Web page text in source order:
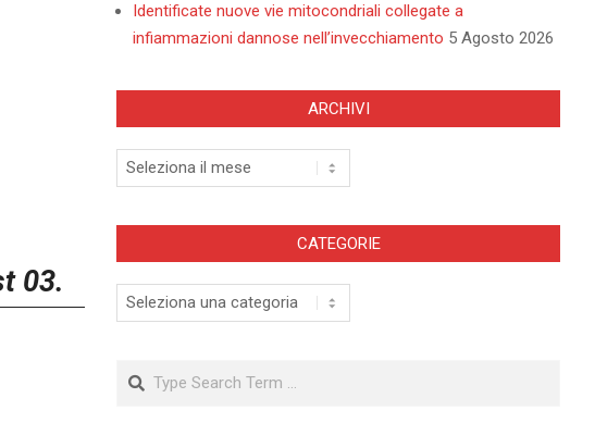
03.
Identificate nuove vie mitocondriali collegate a
infiammazioni dannose nell’invecchiamento 5 Agosto 2026
ARCHIVI
Archivi
CATEGORIE
Categorie
Search